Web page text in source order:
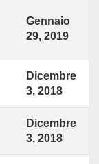
Gennaio
29, 2019
Dicembre
3, 2018
Dicembre
3, 2018